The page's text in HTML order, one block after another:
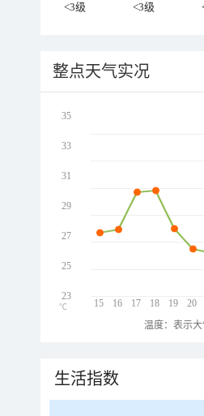
<3级
<3级
整点天气实况
15 16 17 18 19 20
35
33
31
29
27
25
23
℃
温度：表示
生活指数